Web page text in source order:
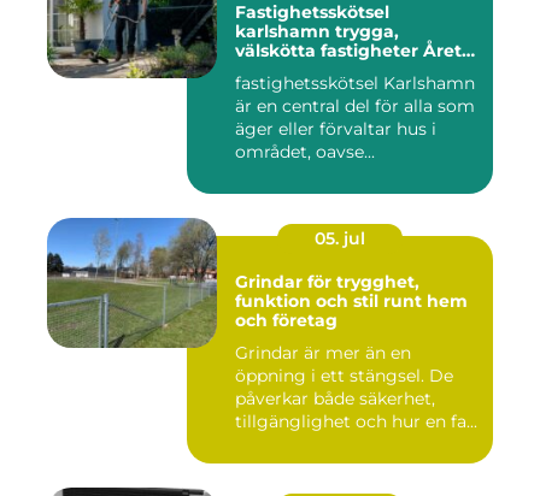
Fastighetsskötsel
karlshamn trygga,
välskötta fastigheter Året
fastighetsskötsel Karlshamn
är en central del för alla som
äger eller förvaltar hus i
området, oavse...
05. jul
Grindar för trygghet,
funktion och stil runt hem
och företag
Grindar är mer än en
öppning i ett stängsel. De
påverkar både säkerhet,
tillgänglighet och hur en fa...